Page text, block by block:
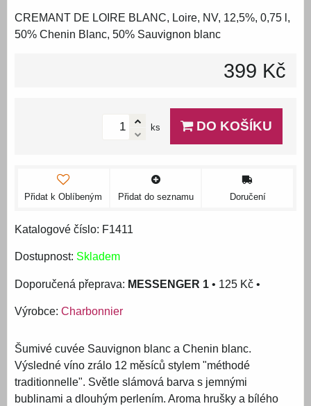
CREMANT DE LOIRE BLANC, Loire, NV, 12,5%, 0,75 l,
50% Chenin Blanc, 50% Sauvignon blanc
399 Kč
ks DO KOŠÍKU
Přidat k Oblíbeným Přidat do seznamu Doručení
Katalogové číslo: F1411
Dostupnost: Skladem
MESSENGER 1 • 125 Kč •
Výrobce: Charbonnier
Šumivé cuvée Sauvignon blanc a Chenin blanc.
Výsledné víno zrálo 12 měsíců stylem "méthodé
traditionnelle". Světle slámová barva s jemnými
bublinami a dlouhým perlením. Aroma hrušky a bílého